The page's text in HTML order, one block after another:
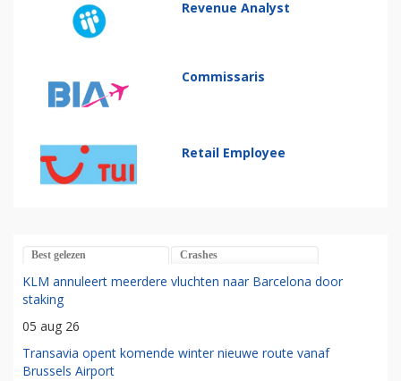
Revenue Analyst
Commissaris
Retail Employee
Best gelezen Crashes
KLM annuleert meerdere vluchten naar Barcelona door
staking
05 aug 26
Transavia opent komende winter nieuwe route vanaf
Brussels Airport